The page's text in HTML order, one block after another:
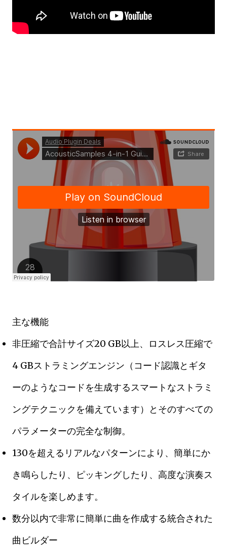
主な機能
非圧縮で合計サイズ20 GB以上、ロスレス圧縮で
4 GBストラミングエンジン（コード認識とギタ
ーのようなコードを生成するスマートなストラミ
ングテクニックを備えています）とそのすべての
パラメーターの完全な制御。
130を超えるリアルなパターンにより、簡単にか
き鳴らしたり、ピッキングしたり、高度な演奏ス
タイルを楽しめます。
数分以内で非常に簡単に曲を作成する統合された
曲ビルダー